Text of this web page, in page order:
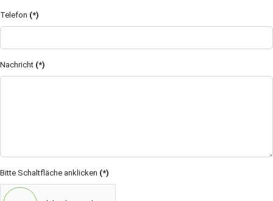
Telefon (*)
Nachricht (*)
Bitte Schaltfläche anklicken (*)